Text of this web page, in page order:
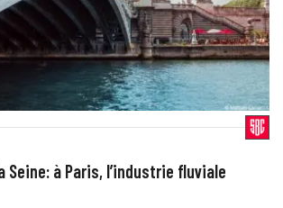
Seine: à Paris, l’industrie fluviale